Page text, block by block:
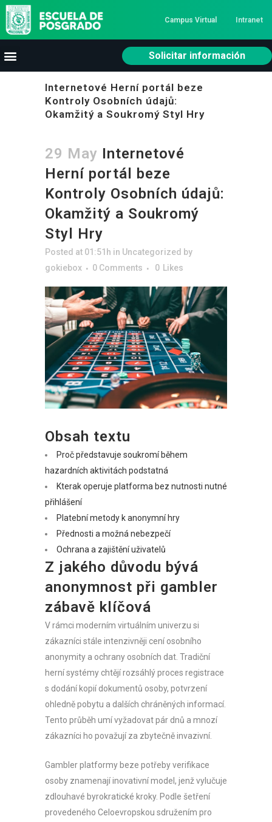
Campus Virtual Intranet
Solicitar información
Internetové Herní portál beze
Kontroly Osobních údajů:
Okamžitý a Soukromý Styl Hry
29 May Internetové
Herní portál beze
Kontroly Osobních údajů:
Okamžitý a Soukromý
Styl Hry
Posted at 01:51h in Uncategorized by
gokiebox
0 Comments 0 Likes
Obsah textu
Proč představuje soukromí během
hazardních aktivitách podstatná
Kterak operuje platforma bez nutnosti nutné
přihlášení
Platební metody k anonymní hry
Přednosti a možná nebezpečí
Ochrana a zajištění uživatelů
Z jakého důvodu bývá
anonymnost při gambler
zábavě klíčová
V rámci moderním virtuálním univerzu si
zákazníci stále intenzivněji cení osobního
anonymity a ochrany osobních dat. Tradiční
herní systémy chtějí rozsáhlý proces registrace
s dodání kopií dokumentů osoby, potvrzení
ohledně pobytu a dalších chráněných informací.
Tento průběh umí vyžadovat pár dnů a mnozí
zákazníci ho považují za zbytečně invazivní.
Gambler platformy beze potřeby verifikace
osoby znamenají inovativní model, jenž vylučuje
zdlouhavé byrokratické kroky. Podle šetření
provedeného Celoevropskou sdružením pro